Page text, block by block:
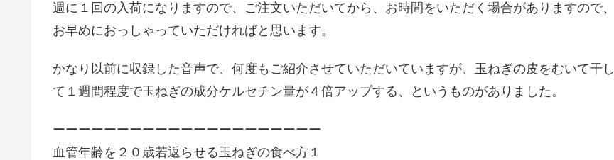
週に１回の入荷になりますので、ご注文いただいてから、お時間をいただく場合がありますので、
お早めにおっしゃっていただければと思います。
かなり以前に収録した音声で、何度もご紹介させていただいていますが、玉ねぎの皮をむいて干し
て１週間程度で玉ねぎの成分ケルセチン量が４倍アップする、というものがありました。
ーーーーーーーーーーーーーーーーーーーーー
血管年齢を２０歳若返らせる玉ねぎの食べ方１